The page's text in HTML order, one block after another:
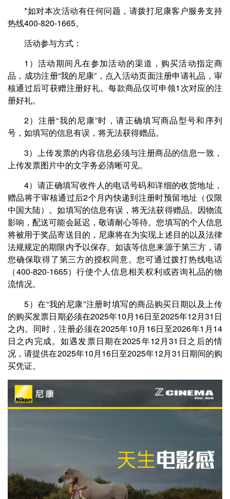
*如对本次活动有任何问题，请拨打尼康客户服务支持
热线400-820-1665。
活动参与方式：
1）活动期间凡在参加活动的渠道，购买活动指定商
品，成功注册“我的尼康”，点入活动页面注册申请礼品，审
核通过后可获赠注册好礼。每款商品仅可申领1次对应的注
册好礼。
2）注册“我的尼康”时，请正确填写商品型号和序列
号，如填写的信息有误，将无法获得赠品。
3）上传发票的内容信息必须与注册商品的信息一致，
上传发票图片中的文字务必清晰可见。
4）请正确填写收件人的电话号码和详细的收货地址，
赠品将于审核通过后2个月内快递到注册时预留地址（仅限
中国大陆）。如填写的信息有误，将无法获得赠品。因物流
影响，配送可能会延迟，敬请耐心等待。您填写的个人信息
将被用于奖品寄送目的，尼康将在为实现上述目的以及法律
法规规定的期限内予以保存。如该等信息来源于第三方，请
您确保取得了第三方的授权同意。您可通过拨打热线电话
（400-820-1665）行使个人信息相关权利或咨询礼品的物
流情况。
5）在“我的尼康”注册时填写的商品购买日期以及上传
的购买发票日期必须在2025年10月16日至2025年12月31日
之内。同时，注册必须在2025年10月16日至2026年1月14
日之内完成。如遇发票日期在2025年12月31日之后的情
况，请提供在2025年10月16日至2025年12月31日期间的购
买凭证。